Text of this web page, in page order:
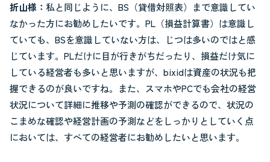
折山様： 私と同じように、BS（貸借対照表）まで意識してい
なかった方にお勧めしたいです。PL（損益計算書）は意識し
ていても、BSを意識していない方は、じつは多いのではと感
じています。PLだけに目が行きがちだったり、損益だけ気に
している経営者も多いと思いますが、bixidは資産の状況も把
握できるのが良いですね。また、スマホやPCでも会社の経営
状況について詳細に推移や予測の確認ができるので、状況の
こまめな確認や経営計画の予測などをしっかりとしていく点
においては、すべての経営者にお勧めしたいと思います。